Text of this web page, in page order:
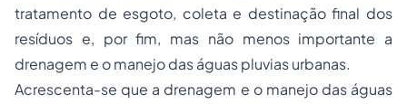
tratamento de esgoto, coleta e destinação final dos
resíduos e, por fim, mas não menos importante a
drenagem e o manejo das águas pluvias urbanas.
Acrescenta-se que a drenagem e o manejo das águas